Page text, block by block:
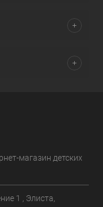
магазин детских
1 , Элиста,